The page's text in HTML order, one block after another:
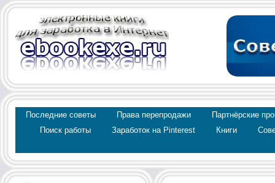
Последние советы Права перепродажи
Партнёрские
Поиск работы
Заработок на Pinterest Книги